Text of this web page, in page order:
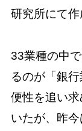
研究所にて作
33業種の中
るのが「銀
便性を追い
いたが、昨